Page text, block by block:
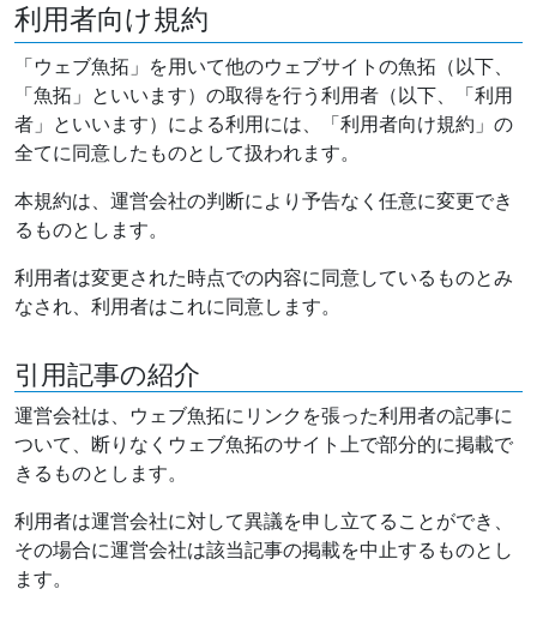
利用者向け規約
「ウェブ魚拓」を用いて他のウェブサイトの魚拓（以下、
「魚拓」といいます）の取得を行う利用者（以下、「利用
者」といいます）による利用には、「利用者向け規約」の
全てに同意したものとして扱われます。
本規約は、運営会社の判断により予告なく任意に変更でき
るものとします。
利用者は変更された時点での内容に同意しているものとみ
なされ、利用者はこれに同意します。
引用記事の紹介
運営会社は、ウェブ魚拓にリンクを張った利用者の記事に
ついて、断りなくウェブ魚拓のサイト上で部分的に掲載で
きるものとします。
利用者は運営会社に対して異議を申し立てることができ、
その場合に運営会社は該当記事の掲載を中止するものとし
ます。